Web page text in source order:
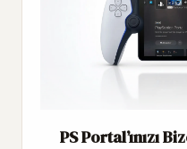
PS Portal’ınızı